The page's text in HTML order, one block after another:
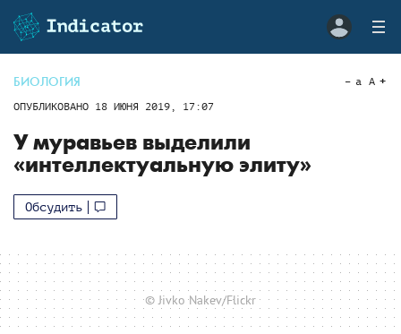
БИОЛОГИЯ
ОПУБЛИКОВАНО 18 ИЮНЯ 2019, 17:07
a A
У муравьев выделили
«интеллектуальную элиту»
Обсудить
© Jivko Nakev/Flickr